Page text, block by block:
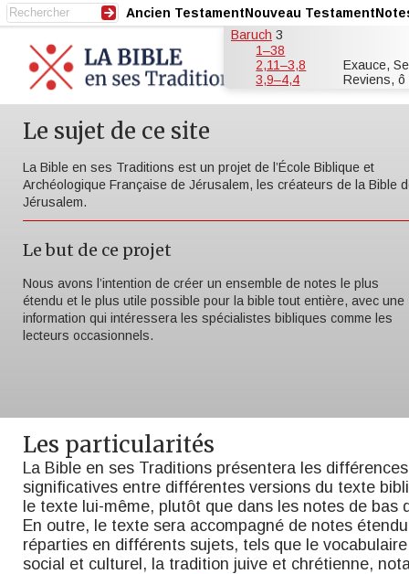
Ancien TestamentNouveau Testament
Baruch 3
1–38
2,11–3,8
Exauce,
3,9–4,4
Reviens,
Le sujet de ce site
La Bible en ses Traditions est un projet de l’École Biblique et
Archéologique Française de Jérusalem, les créateurs de la Bible
Jérusalem.
Le but de ce projet
Nous avons l’intention de créer un ensemble de notes le plus
étendu et le plus utile possible pour la bible tout entière, avec une
information qui intéressera les spécialistes bibliques comme les
lecteurs occasionnels.
Les particularités
La Bible en ses Traditions présentera les différences
significatives entre différentes versions du texte
le texte lui-même, plutôt que dans les notes de bas
En outre, le texte sera accompagné de notes
réparties en différents sujets, tels que le
social et culturel, la tradition juive et chrétienne,